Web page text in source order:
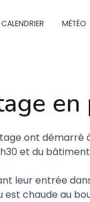
CALENDRIER MÉTÉO
en
ont démarré
et du bâtiment
leur entrée
est chaude au